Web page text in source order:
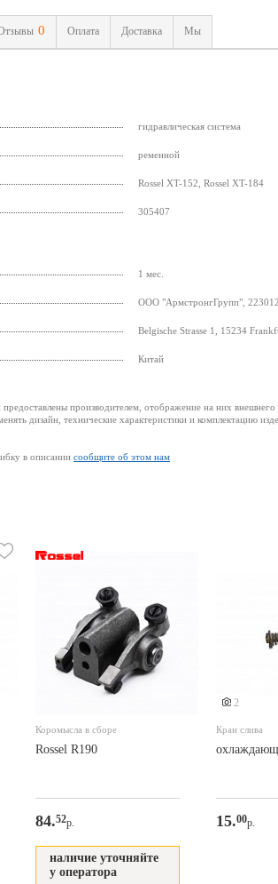
0 Оплата Доставка Мы
гидравлическая система
ременной
Rossel XT-152, Rossel XT-184
305407
1 мес.
ООО "АрмстронгГрупп",
Belgische Strasse 1, 15234
Китай
производителем, отображение на них внешнего
дизайн, технические характеристики и комплектацию
в описании сообщите об этом нам
Коромысла в сборе
Rossel R190
84.52р.
наличие уточняйте
у оператора
2
Кран слива
15.00р.